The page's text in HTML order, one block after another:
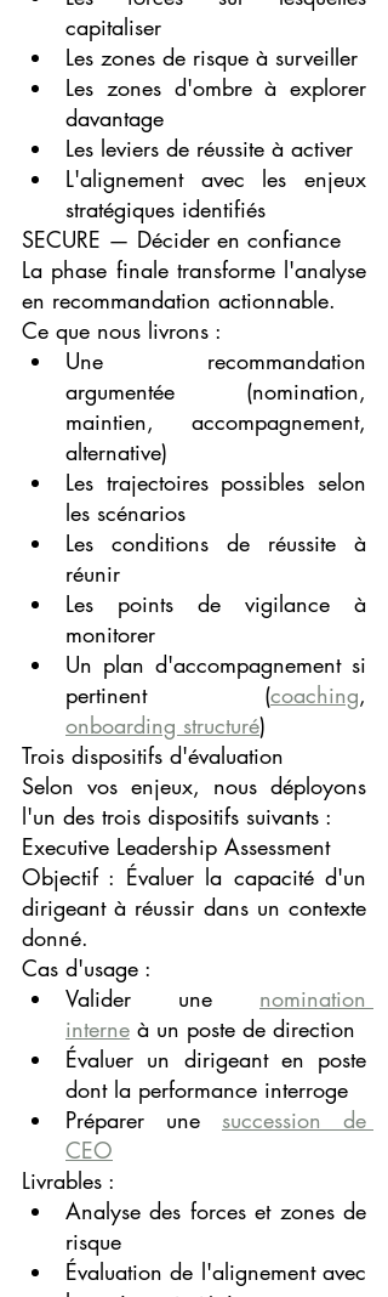
capitaliser
Les zones de risque à surveiller
Les zones d'ombre à explorer
davantage
Les leviers de réussite à activer
L'alignement avec les enjeux
stratégiques identifiés
SECURE — Décider en confiance
La phase finale transforme l'analyse
en recommandation actionnable.
Ce que nous livrons :
Une recommandation
argumentée (nomination,
maintien, accompagnement,
alternative)
Les trajectoires possibles selon
les scénarios
Les conditions de réussite à
réunir
Les points de vigilance à
monitorer
Un plan d'accompagnement si
pertinent (coaching
onboarding structuré)
Trois dispositifs d'évaluation
Selon vos enjeux, nous déployons
l'un des trois dispositifs suivants :
Executive Leadership Assessment
Objectif : Évaluer la capacité d'un
dirigeant à réussir dans un contexte
donné.
Cas d'usage :
Valider une nomination
interne à un poste de direction
Évaluer un dirigeant en poste
dont la performance interroge
Préparer une succession de
CEO
Livrables :
Analyse des forces et zones de
risque
Évaluation de l'alignement avec